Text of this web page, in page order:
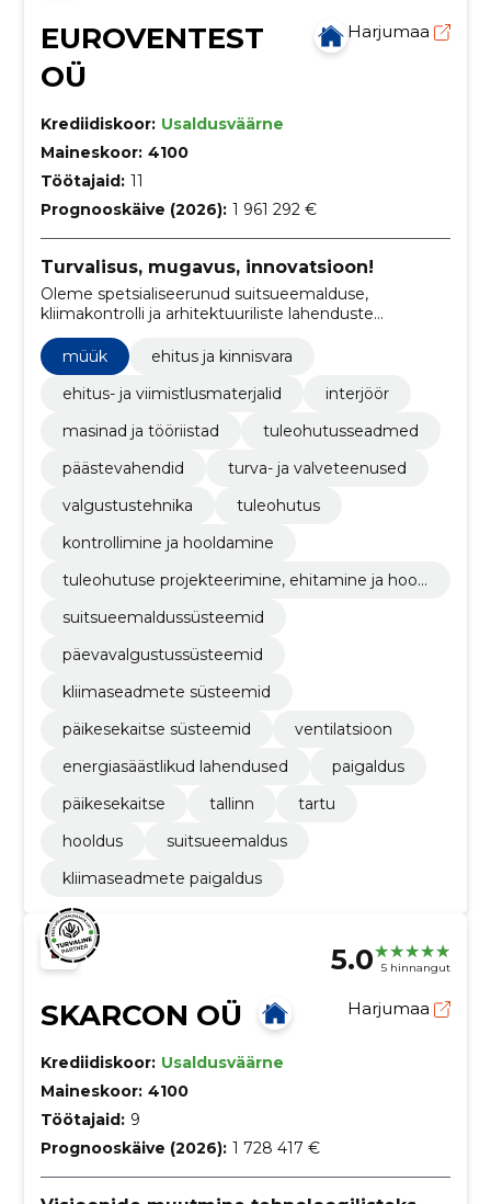
EUROVENTEST
OÜ
Harjumaa
Krediidiskoor: Usaldusväärne
Maineskoor: 4100
Töötajaid: 11
Prognooskäive (2026): 1 961 292 €
Turvalisus, mugavus, innovatsioon!
Oleme spetsialiseerunud suitsueemalduse,
kliimakontrolli ja arhitektuuriliste lahenduste
ohutuse, mugavuse ja energiatõhususe
parandamiseks.
müük
ehitus ja kinnisvara
ehitus- ja viimistlusmaterjalid
interjöör
masinad ja tööriistad
tuleohutusseadmed
päästevahendid
turva- ja valveteenused
valgustustehnika
tuleohutus
kontrollimine ja hooldamine
tuleohutuse projekteerimine, ehitamine ja hool
suitsueemaldussüsteemid
päevavalgustussüsteemid
kliimaseadmete süsteemid
päikesekaitse süsteemid
ventilatsioon
energiasäästlikud lahendused
paigaldus
päikesekaitse
tallinn
tartu
hooldus
suitsueemaldus
kliimaseadmete paigaldus
5.0 5 hinnangut
SKARCON OÜ Harjumaa
Krediidiskoor: Usaldusväärne
Maineskoor: 4100
Töötajaid: 9
Prognooskäive (2026): 1 728 417 €